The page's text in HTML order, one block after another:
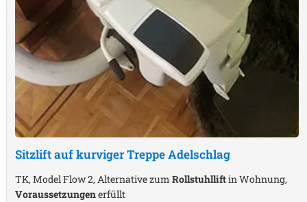
Sitzlift auf kurviger TreppeAdelschlag
TK, Model Flow 2, Alternative zum Rollstuhlliftin Wohnung,
Voraussetzungenerfüllt